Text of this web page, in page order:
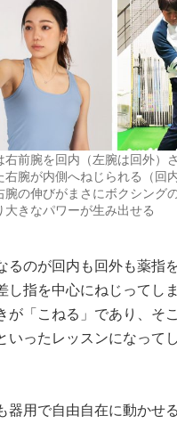
右前腕を回内（左腕は回外）
右腕が内側へねじられる（回
腕の伸びがまさにボクシング
大きなパワーが生み出せる
るのが回内も回外も薬指
し指を中心にねじってし
が「こねる」であり、そ
いったレッスンになって
器用で自由自在に動かせ